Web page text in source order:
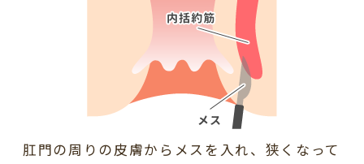
肛門の周りの皮膚からメスを入れ、狭くなって